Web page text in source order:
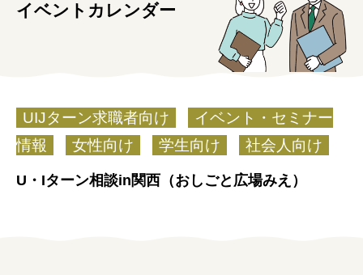
学生の方
女性の方
イベントカレンダー
UIJターン求職者向け
イベント・セミナー
情報
女性向け 学生向け 社会人向け
U・Iターン相談in関西（おしごと広場みえ）